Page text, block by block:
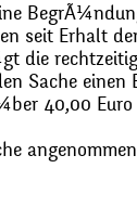
seit Erhalt
die
Sache
40,00